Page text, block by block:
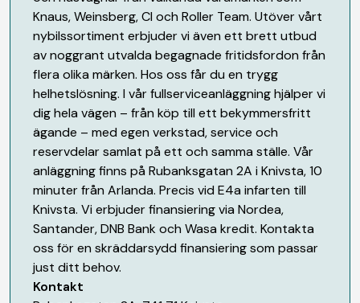
Knaus, Weinsberg, CI och Roller Team. Utöver vårt
nybilssortiment erbjuder vi även ett brett utbud
av noggrant utvalda begagnade fritidsfordon från
flera olika märken. Hos oss får du en trygg
helhetslösning. I vår fullserviceanläggning hjälper vi
dig hela vägen – från köp till ett bekymmersfritt
ägande – med egen verkstad, service och
reservdelar samlat på ett och samma ställe. Vår
anläggning finns på Rubanksgatan 2A i Knivsta, 10
minuter från Arlanda. Precis vid E4a infarten till
Knivsta. Vi erbjuder finansiering via Nordea,
Santander, DNB Bank och Wasa kredit. Kontakta
oss för en skräddarsydd finansiering som passar
just ditt behov.
Kontakt